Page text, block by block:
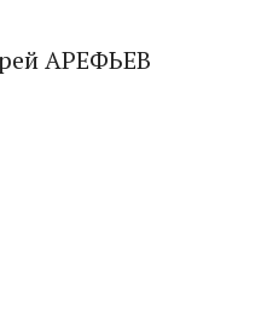
АРЕФЬЕВ